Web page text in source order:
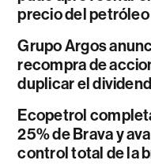
precio del petróleo
Grupo Argos
recompra de
duplicar el
Ecopetrol
25% de Brava y
control total de la